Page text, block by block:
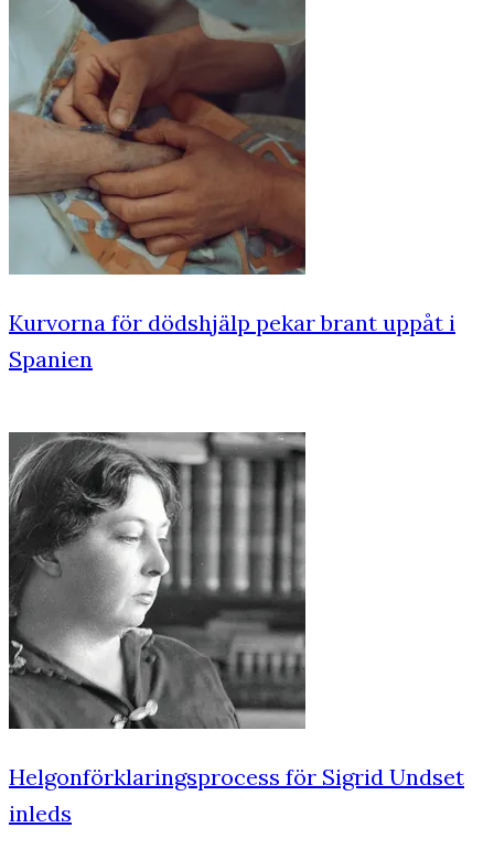
Kurvorna för dödshjälp pekar brant uppåt i
Spanien
Helgonförklaringsprocess för Sigrid Undset
inleds